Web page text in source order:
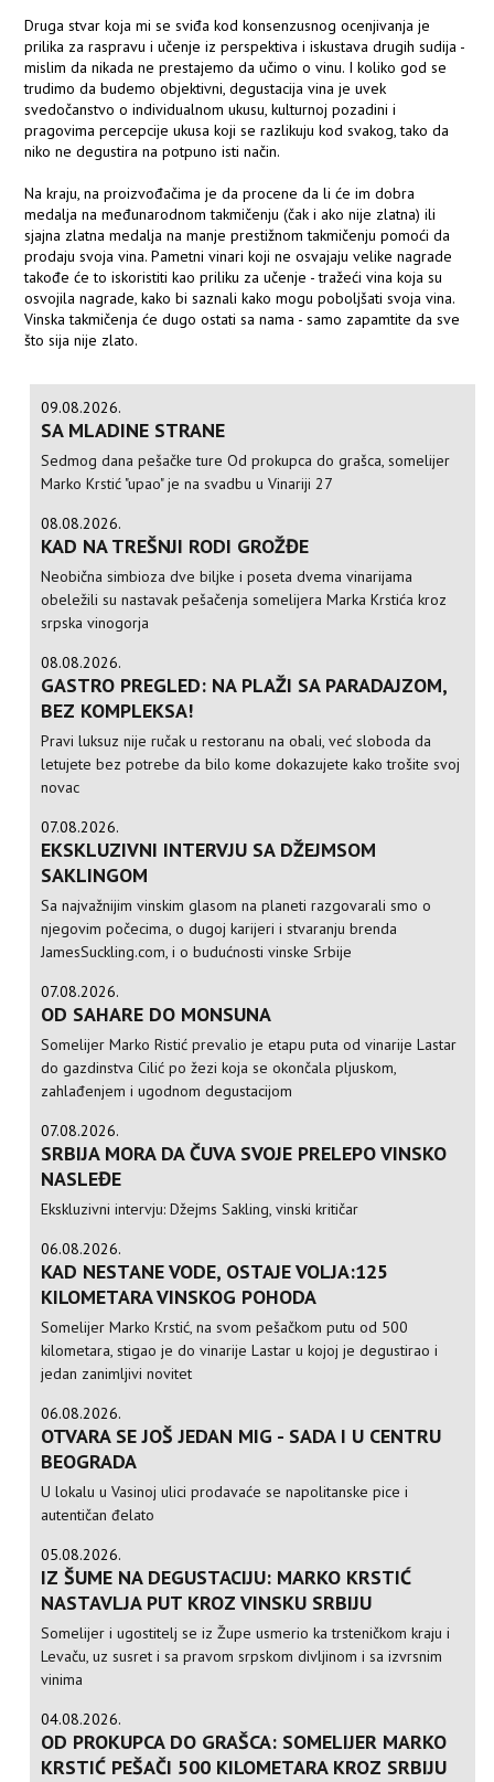
Druga stvar koja mi se sviđa kod konsenzusnog ocenjivanja je
prilika za raspravu i učenje iz perspektiva i iskustava drugih sudija -
mislim da nikada ne prestajemo da učimo o vinu. I koliko god se
trudimo da budemo objektivni, degustacija vina je uvek
svedočanstvo o individualnom ukusu, kulturnoj pozadini i
pragovima percepcije ukusa koji se razlikuju kod svakog, tako da
niko ne degustira na potpuno isti način.
Na kraju, na proizvođačima je da procene da li će im dobra
medalja na međunarodnom takmičenju (čak i ako nije zlatna) ili
sjajna zlatna medalja na manje prestižnom takmičenju pomoći da
prodaju svoja vina. Pametni vinari koji ne osvajaju velike nagrade
takođe će to iskoristiti kao priliku za učenje - tražeći vina koja su
osvojila nagrade, kako bi saznali kako mogu poboljšati svoja vina.
Vinska takmičenja će dugo ostati sa nama - samo zapamtite da sve
što sija nije zlato.
09.08.2026.
SA MLADINE STRANE
Sedmog dana pešačke ture Od prokupca do grašca, somelijer
Marko Krstić "upao" je na svadbu u Vinariji 27
08.08.2026.
KAD NA TREŠNJI RODI GROŽĐE
Neobična simbioza dve biljke i poseta dvema vinarijama
obeležili su nastavak pešačenja somelijera Marka Krstića kroz
srpska vinogorja
08.08.2026.
GASTRO PREGLED: NA PLAŽI SA PARADAJZOM,
BEZ KOMPLEKSA!
Pravi luksuz nije ručak u restoranu na obali, već sloboda da
letujete bez potrebe da bilo kome dokazujete kako trošite svoj
novac
07.08.2026.
EKSKLUZIVNI INTERVJU SA DŽEJMSOM
SAKLINGOM
Sa najvažnijim vinskim glasom na planeti razgovarali smo o
njegovim počecima, o dugoj karijeri i stvaranju brenda
JamesSuckling.com, i o budućnosti vinske Srbije
07.08.2026.
OD SAHARE DO MONSUNA
Somelijer Marko Ristić prevalio je etapu puta od vinarije Lastar
do gazdinstva Cilić po žezi koja se okončala pljuskom,
zahlađenjem i ugodnom degustacijom
07.08.2026.
SRBIJA MORA DA ČUVA SVOJE PRELEPO VINSKO
NASLEĐE
Ekskluzivni intervju: Džejms Sakling, vinski kritičar
06.08.2026.
KAD NESTANE VODE, OSTAJE VOLJA:125
KILOMETARA VINSKOG POHODA
Somelijer Marko Krstić, na svom pešačkom putu od 500
kilometara, stigao je do vinarije Lastar u kojoj je degustirao i
jedan zanimljivi novitet
06.08.2026.
OTVARA SE JOŠ JEDAN MIG - SADA I U CENTRU
BEOGRADA
U lokalu u Vasinoj ulici prodavaće se napolitanske pice i
autentičan đelato
05.08.2026.
IZ ŠUME NA DEGUSTACIJU: MARKO KRSTIĆ
NASTAVLJA PUT KROZ VINSKU SRBIJU
Somelijer i ugostitelj se iz Župe usmerio ka trsteničkom kraju i
Levaču, uz susret i sa pravom srpskom divljinom i sa izvrsnim
vinima
04.08.2026.
OD PROKUPCA DO GRAŠCA: SOMELIJER MARKO
KRSTIĆ PEŠAČI 500 KILOMETARA KROZ SRBIJU